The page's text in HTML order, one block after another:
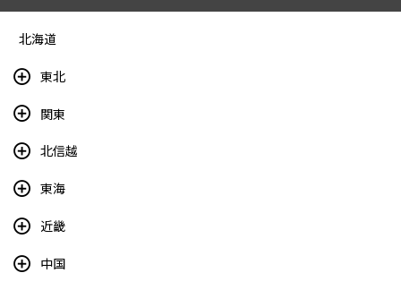
北海道
東北
関東
北信越
東海
近畿
中国